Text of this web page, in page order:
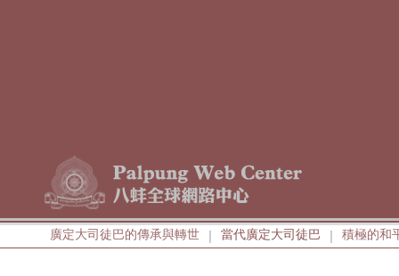
廣定大司徒巴的傳承與轉世 | 當代廣定大司徒巴 | 積極的和